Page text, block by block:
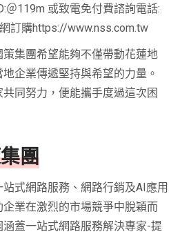
＠119m 或致電免付費諮詢電話:
訂購https://www.nss.com.tw
集團希望能夠不僅帶動花蓮地
企業傳遞堅持與希望的力量。
同努力，便能攜手度過這次困
團
式網路服務、網路行銷及AI應用
業在激烈的市場競爭中脫穎而
蓋一站式網路服務解決專家-提